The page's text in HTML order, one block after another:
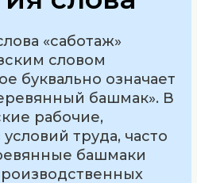
«саботаж»
словом
буквально означает
башмак». В
рабочие,
труда, часто
башмаки